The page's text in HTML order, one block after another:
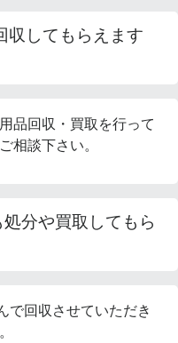
収してもらえます
品回収・買取を行って
相談下さい。
分や買取してもら
で回収させていただき